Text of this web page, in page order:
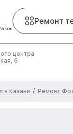
Ремонт
центра
6
в Казани / Ремонт